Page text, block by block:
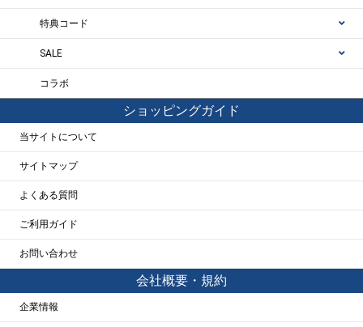
特典コード
SALE
コラボ
ショッピングガイド
当サイトについて
サイトマップ
よくある質問
ご利用ガイド
お問い合わせ
会社概要・規約
企業情報